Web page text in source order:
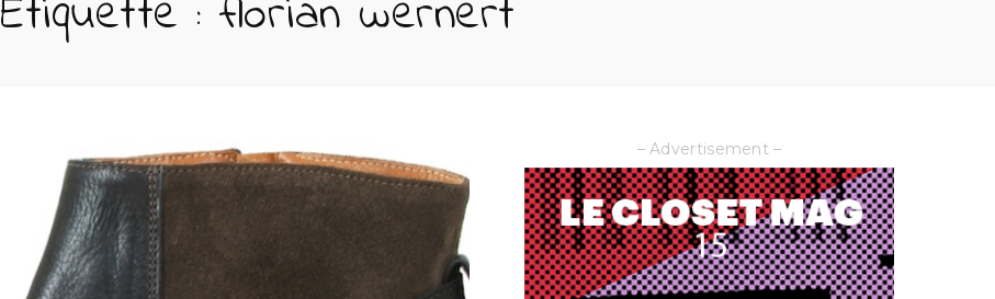
Étiquette :florian wernert
– Advertisement –